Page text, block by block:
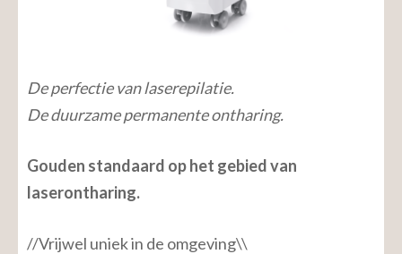
De perfectie van laserepilatie.
De duurzame permanente ontharing.
Gouden standaard op het gebied van
laserontharing.
//Vrijwel uniek in de omgeving\\